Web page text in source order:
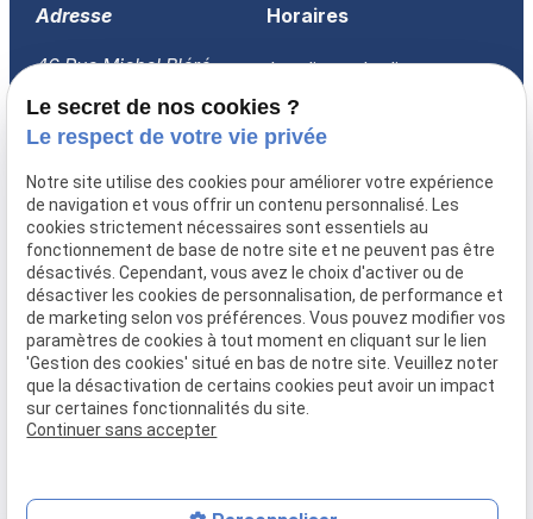
Adresse
46 Rue Michel Bléré
60260 LAMORLAYE
Horaires
Lundi-vendredi
08:30-18:00
Accueil
Qui sommes-nous ?
Prestations
FAQ
Actualités
Recrutement
Devis
Contact
Le secret de nos cookies ?
Le respect de votre vie privée
Notre site utilise des cookies pour améliorer votre expérience
de navigation et vous offrir un contenu personnalisé. Les
cookies strictement nécessaires sont essentiels au
fonctionnement de base de notre site et ne peuvent pas être
désactivés. Cependant, vous avez le choix d'activer ou de
désactiver les cookies de personnalisation, de performance et
de marketing selon vos préférences. Vous pouvez modifier vos
paramètres de cookies à tout moment en cliquant sur le lien
'Gestion des cookies' situé en bas de notre site. Veuillez noter
que la désactivation de certains cookies peut avoir un impact
sur certaines fonctionnalités du site.
Continuer sans accepter